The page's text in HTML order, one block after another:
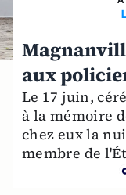
aux
Le 17 juin,
à la mémoire
chez eux la
membre de